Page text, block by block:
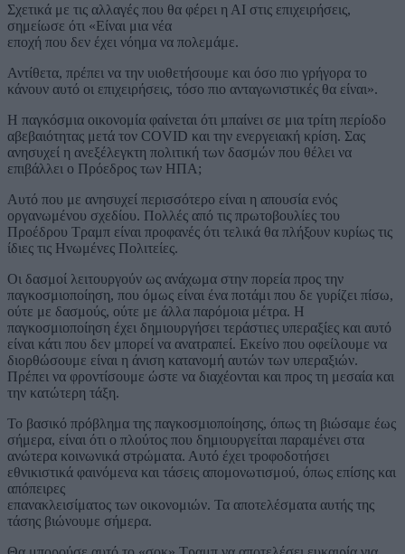
Σχετικά με τις αλλαγές που θα φέρει η ΑΙ στις επιχειρήσεις,
σημείωσε ότι «Είναι μια νέα
εποχή που δεν έχει νόημα να πολεμάμε.
Αντίθετα, πρέπει να την υιοθετήσουμε και όσο πιο γρήγορα το
κάνουν αυτό οι επιχειρήσεις, τόσο πιο ανταγωνιστικές θα είναι».
Η παγκόσμια οικονομία φαίνεται ότι μπαίνει σε μια τρίτη περίοδο
αβεβαιότητας μετά τον COVID και την ενεργειακή κρίση. Σας
ανησυχεί η ανεξέλεγκτη πολιτική των δασμών που θέλει να
επιβάλλει ο Πρόεδρος των ΗΠΑ;
Αυτό που με ανησυχεί περισσότερο είναι η απουσία ενός
οργανωμένου σχεδίου. Πολλές από τις πρωτοβουλίες του
Προέδρου Τραμπ είναι προφανές ότι τελικά θα πλήξουν κυρίως τις
ίδιες τις Ηνωμένες Πολιτείες.
Οι δασμοί λειτουργούν ως ανάχωμα στην πορεία προς την
παγκοσμιοποίηση, που όμως είναι ένα ποτάμι που δε γυρίζει πίσω,
ούτε με δασμούς, ούτε με άλλα παρόμοια μέτρα. Η
παγκοσμιοποίηση έχει δημιουργήσει τεράστιες υπεραξίες και αυτό
είναι κάτι που δεν μπορεί να ανατραπεί. Εκείνο που οφείλουμε να
διορθώσουμε είναι η άνιση κατανομή αυτών των υπεραξιών.
Πρέπει να φροντίσουμε ώστε να διαχέονται και προς τη μεσαία και
την κατώτερη τάξη.
Το βασικό πρόβλημα της παγκοσμιοποίησης, όπως τη βιώσαμε έως
σήμερα, είναι ότι ο πλούτος που δημιουργείται παραμένει στα
ανώτερα κοινωνικά στρώματα. Αυτό έχει τροφοδοτήσει
εθνικιστικά φαινόμενα και τάσεις απομονωτισμού, όπως επίσης και
απόπειρες
επανακλεισίματος των οικονομιών. Τα αποτελέσματα αυτής της
τάσης βιώνουμε σήμερα.